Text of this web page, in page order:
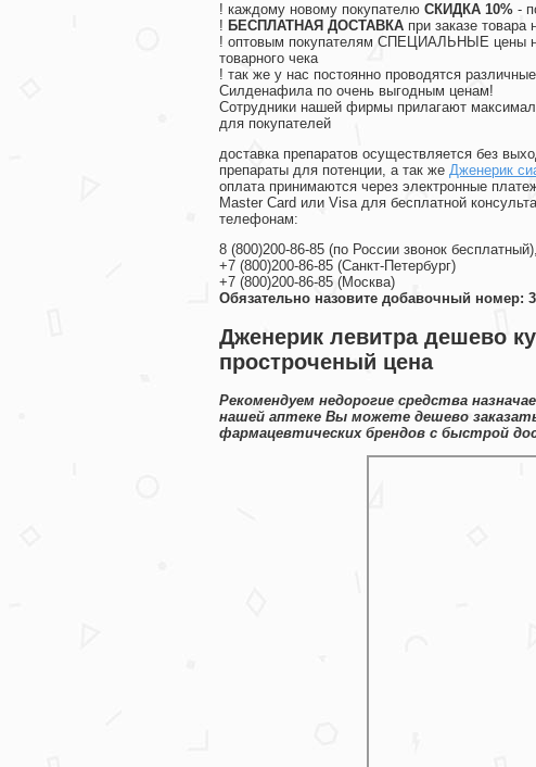
! каждому новому покупателю СКИДКА 10% -
! БЕСПЛАТНАЯ ДОСТАВКА при заказе
! оптовым покупателям СПЕЦИАЛЬНЫЕ цены
товарного чека
! так же у нас постоянно проводятся
Силденафила по очень выгодным ценам!
Cотрудники нашей фирмы прилагают
для покупателей
доставка препаратов осуществляется без
препараты для потенции, а так же Дженерик
оплата принимаются через электронные
Master Card или Visa для бесплатной
телефонам:
8 (800)200-86-85 (по России звонок бесплатный),
+7 (800)200-86-85 (Санкт-Петербург)
+7 (800)200-86-85 (Москва)
Обязательно назовите добавочный номер:
Дженерик левитра дешево
простроченый цена
Рекомендуем недорогие средства
нашей аптеке Вы можете дешево
фармацевтических брендов с быстрой